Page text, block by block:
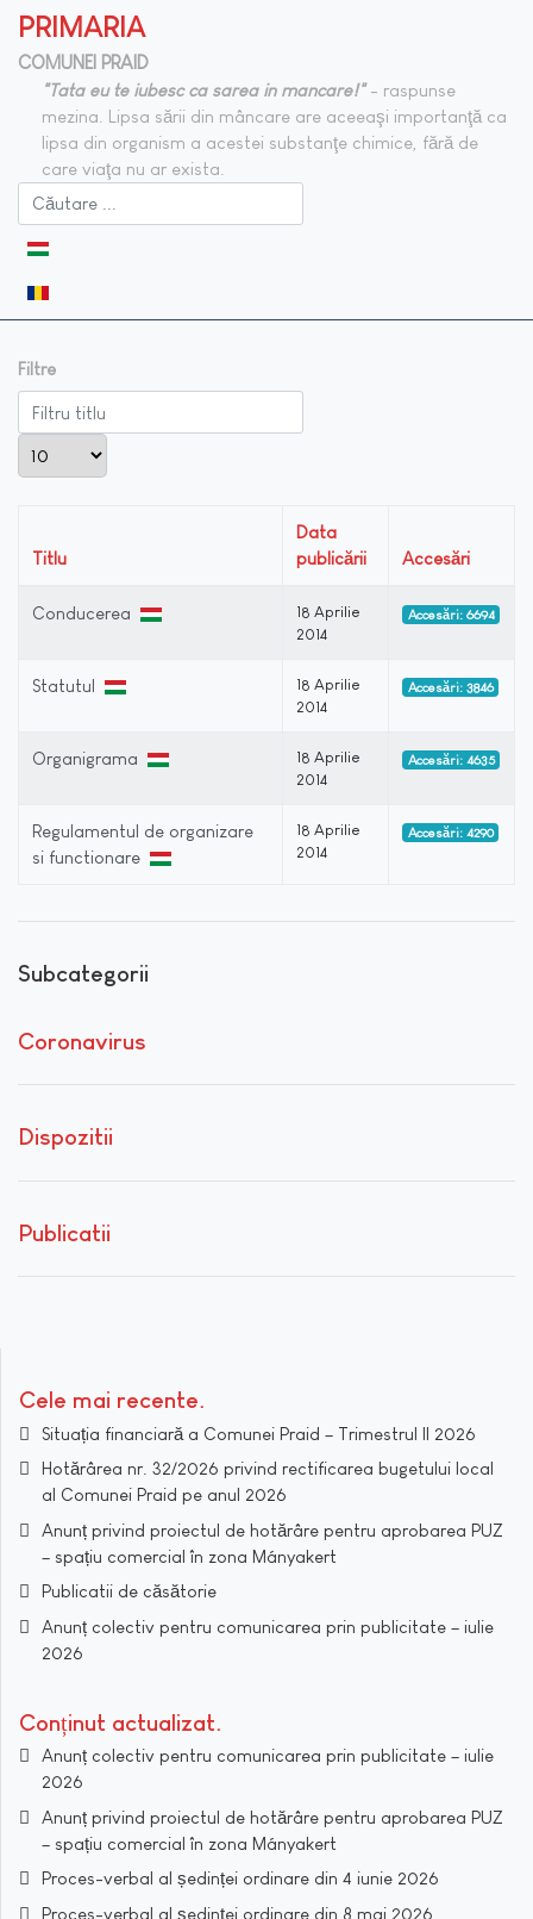
PRIMARIA
COMUNEI PRAID
"Tata eu te iubesc ca sarea in mancare!"- raspunse
mezina. Lipsa sării din mâncare are aceeaşi importanţă ca
lipsa din organism a acestei substanţe chimice, fără de
care viaţa nu ar exista.
Filtre
Filtru titlu
Afișare #
Titlu
Data
publicării
Accesări
Conducerea
18 Aprilie
2014
Accesări: 6694
Statutul
18 Aprilie
2014
Accesări: 3846
Organigrama
18 Aprilie
2014
Accesări: 4635
Regulamentul de organizare
si functionare
18 Aprilie
2014
Accesări: 4290
Subcategorii
Coronavirus
Dispozitii
Publicatii
Cele mai recente
Situația financiară a Comunei Praid – Trimestrul II 2026
Hotărârea nr. 32/2026 privind rectificarea bugetului local
al Comunei Praid pe anul 2026
Anunț privind proiectul de hotărâre pentru aprobarea PUZ
– spațiu comercial în zona Mányakert
Publicatii de căsătorie
Anunț colectiv pentru comunicarea prin publicitate – iulie
2026
Conținut actualizat
Anunț colectiv pentru comunicarea prin publicitate – iulie
2026
Anunț privind proiectul de hotărâre pentru aprobarea PUZ
– spațiu comercial în zona Mányakert
Proces-verbal al ședinței ordinare din 4 iunie 2026
Proces-verbal al ședinței ordinare din 8 mai 2026